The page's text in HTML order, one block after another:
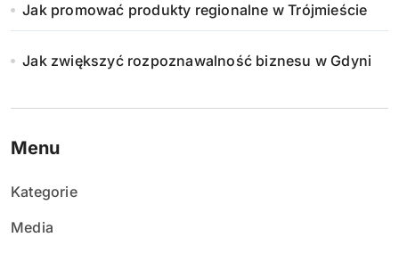
Jak promować produkty regionalne w Trójmieście
Jak zwiększyć rozpoznawalność biznesu w Gdyni
Menu
Kategorie
Media